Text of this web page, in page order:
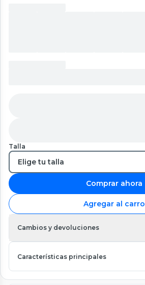
Talla
Comprar ahora
Agregar al carro
Cambios y devoluciones
Características principales